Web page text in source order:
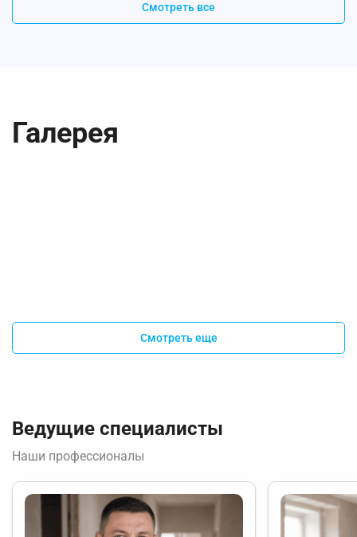
Смотреть все
Галерея
Смотреть еще
Ведущие специалисты
Наши профессионалы